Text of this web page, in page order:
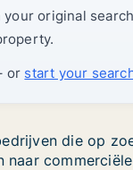
original
or start your
die op